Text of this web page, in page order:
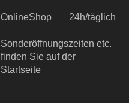
OnlineShop 24h/täglich
Sonderöffnungszeiten etc.
finden Sie auf der
Startseite